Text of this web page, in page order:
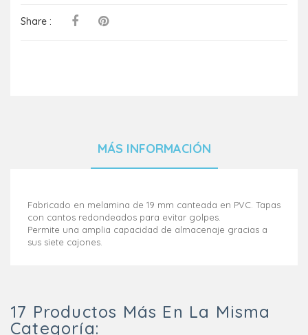
Share :
MÁS INFORMACIÓN
Fabricado en melamina de 19 mm canteada en PVC. Tapas
con cantos redondeados para evitar golpes.
Permite una amplia capacidad de almacenaje gracias a
sus siete cajones.
17 Productos Más En La Misma
Categoría: